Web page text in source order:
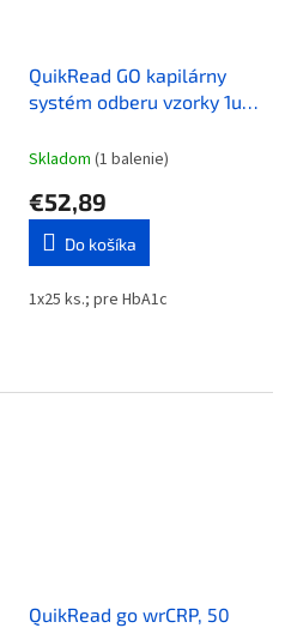
QuikRead GO kapilárny
systém odberu vzorky 1ul;
Skladom (1 balenie)
€52,89
Do košíka
1x25 ks.; pre HbA1c
QuikRead go wrCRP, 50